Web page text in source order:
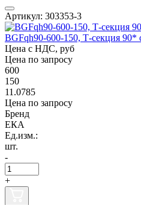
Артикул: 303353-3
BGFqh90-600-150, Т-секция
Цена с НДС, руб
Цена по запросу
600
150
11.0785
Цена по запросу
Бренд
ЕКА
Ед.изм.:
шт.
-
+